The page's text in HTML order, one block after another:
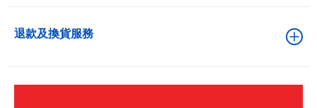
退款及換貨服務